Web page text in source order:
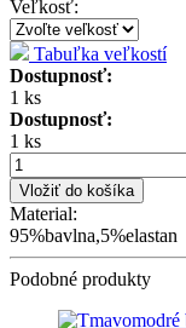
Veľkosť:
Tabuľka veľkostí
Dostupnosť:
1 ks
Dostupnosť:
1 ks
Vložiť do košíka
Material:
95%bavlna,5%elastan
Podobné produkty